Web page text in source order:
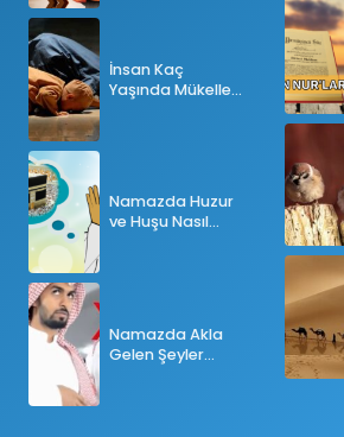
İnsan Kaç
Yaşında Mükellef
Namazda Huzur
ve Huşu Nasıl
Namazda Akla
Gelen Şeyler